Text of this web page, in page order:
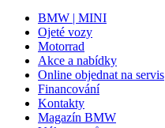
BMW | MINI
Ojeté vozy
Motorrad
Akce a nabídky
Online objednat na servis
Financování
Kontakty
Magazín BMW